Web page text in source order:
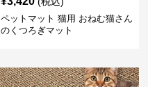
ペットマット 猫用 おねむ猫さん
のくつろぎマット